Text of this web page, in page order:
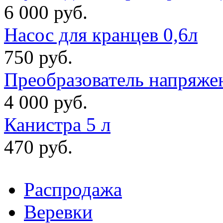
6 000 руб.
Насос для кранцев 0,6л
750 руб.
Преобразователь
4 000 руб.
Канистра 5 л
470 руб.
Распродажа
Веревки